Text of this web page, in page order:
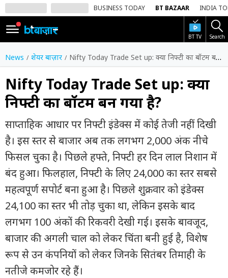
BUSINESS TODAY BT BAZAAR INDIA
BT TV Search
SIGN
IN
Dark
Mode
होम
शेयर
बाज़ार
वीडियो
ट्रेंडिंग
बिजनेस
न्यूज
पर्सनल
फाइनेंस
टेक्नोलॉजी
News शेयर बाज़ार Nifty Today Trade Set up: क्या निफ्टी का बॉटम बन गया है?
Nifty Today Trade Set up: क्या
निफ्टी का बॉटम बन गया है?
साप्ताहिक आधार पर निफ्टी इंडेक्स में कोई तेजी नहीं दिखी
है। इस स्तर से बाजार अब तक लगभग 2,000 अंक नीचे
फिसल चुका है। पिछले हफ्ते, निफ्टी हर दिन लाल निशान में
बंद हुआ। फिलहाल, निफ्टी के लिए 24,000 का स्तर सबसे
महत्वपूर्ण सपोर्ट बना हुआ है। पिछले शुक्रवार को इंडेक्स
24,100 का स्तर भी तोड़ चुका था, लेकिन इसके बाद
लगभग 100 अंकों की रिकवरी देखी गई। इसके बावजूद,
बाजार की अगली चाल को लेकर चिंता बनी हुई है, विशेष
रूप से उन कंपनियों को लेकर जिनके सितंबर तिमाही के
नतीजे कमजोर रहे हैं।